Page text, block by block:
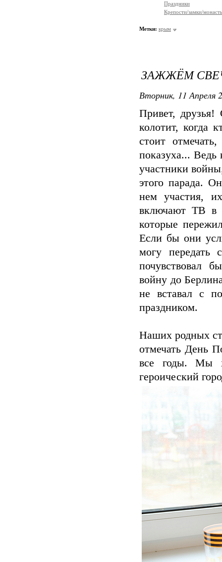
Праздники
Крепости/замки/
Метки: крым
ЗАЖЖЁМ
Вторник, 11 Апреля
Привет,
колотит, когда
стоит
показуха...
участники
этого парада.
нем участия,
включают ТВ в
которые
Если бы они
могу передать
почувствовал
войну до
не вставал с
праздником.
Наших родных
отмечать День
все годы. Мы
героический